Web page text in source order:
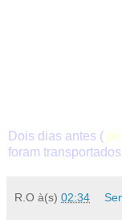
Dois dias antes (
foram
R.O à(s) 02:34